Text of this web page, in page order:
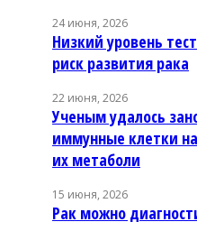
24 июня, 2026
Низкий уровень
риск развития рака
22 июня, 2026
Ученым удалось
иммунные клетки
их метаболи
15 июня, 2026
Рак можно